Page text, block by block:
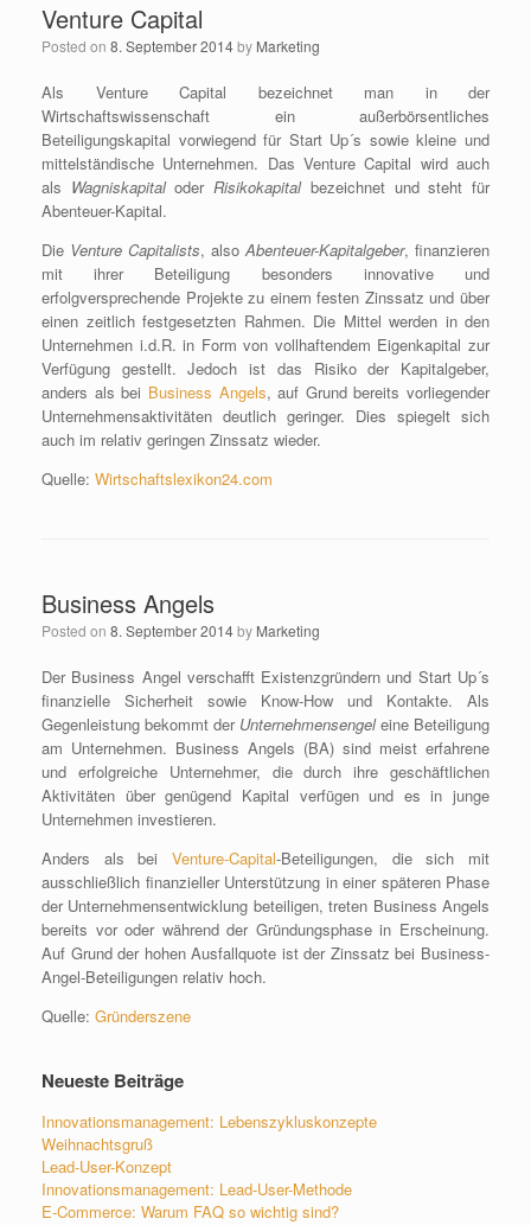
Venture Capital
Posted on 8. September 2014by Marketing
Als Venture Capital bezeichnet man in der
Wirtschaftswissenschaft ein außerbörsentliches
Beteiligungskapital vorwiegend für Start Up´s sowie kleine und
mittelständische Unternehmen. Das Venture Capital wird auch
als WagniskapitaloderRisikokapitalbezeichnet und steht für
Abenteuer-Kapital.
Die Venture Capitalists, alsoAbenteuer-Kapitalgeber, finanzieren
mit ihrer Beteiligung besonders innovative und
erfolgversprechende Projekte zu einem festen Zinssatz und über
einen zeitlich festgesetzten Rahmen. Die Mittel werden in den
Unternehmen i.d.R. in Form von vollhaftendem Eigenkapital zur
Verfügung gestellt. Jedoch ist das Risiko der Kapitalgeber,
anders als bei Business Angels, auf Grund bereits vorliegender
Unternehmensaktivitäten deutlich geringer. Dies spiegelt sich
auch im relativ geringen Zinssatz wieder.
Quelle: Wirtschaftslexikon24.com
Business Angels
Posted on 8. September 2014by Marketing
Der Business Angel verschafft Existenzgründern und Start Up´s
finanzielle Sicherheit sowie Know-How und Kontakte. Als
Gegenleistung bekommt der Unternehmensengeleine Beteiligung
am Unternehmen. Business Angels (BA) sind meist erfahrene
und erfolgreiche Unternehmer, die durch ihre geschäftlichen
Aktivitäten über genügend Kapital verfügen und es in junge
Unternehmen investieren.
Anders als bei Venture-Capital-Beteiligungen, die sich mit
ausschließlich finanzieller Unterstützung in einer späteren Phase
der Unternehmensentwicklung beteiligen, treten Business Angels
bereits vor oder während der Gründungsphase in Erscheinung.
Auf Grund der hohen Ausfallquote ist der Zinssatz bei Business-
Angel-Beteiligungen relativ hoch.
Quelle: Gründerszene
Neueste Beiträge
Innovationsmanagement: Lebenszykluskonzepte
Weihnachtsgruß
Lead-User-Konzept
Innovationsmanagement: Lead-User-Methode
E-Commerce: Warum FAQ so wichtig sind?